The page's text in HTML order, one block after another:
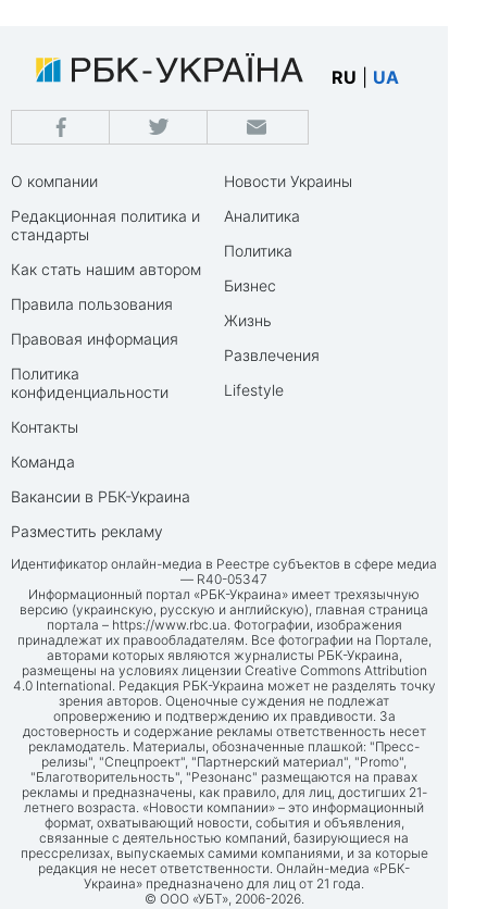
RU UA
О компании
Редакционная политика и
стандарты
Как стать нашим автором
Правила пользования
Правовая информация
Политика
конфиденциальности
Контакты
Команда
Вакансии в РБК-Украина
Разместить рекламу
Новости Украины
Аналитика
Политика
Бизнес
Жизнь
Развлечения
Lifestyle
Идентификатор онлайн-медиа в Реестре субъектов в сфере медиа
— R40-05347
Информационный портал «РБК-Украина» имеет трехязычную
версию (украинскую, русскую и английскую), главная страница
портала – https://www.rbc.ua. Фотографии, изображения
принадлежат их правообладателям. Все фотографии на Портале,
авторами которых являются журналисты РБК-Украина,
размещены на условиях лицензии Creative Commons Attribution
4.0 International. Редакция РБК-Украина может не разделять точку
зрения авторов. Оценочные суждения не подлежат
опровержению и подтверждению их правдивости. За
достоверность и содержание рекламы ответственность несет
рекламодатель. Материалы, обозначенные плашкой: "Пресс-
релизы", "Спецпроект", "Партнерский материал", "Promo",
"Благотворительность", "Резонанс" размещаются на правах
рекламы и предназначены, как правило, для лиц, достигших 21-
летнего возраста. «Новости компании» – это информационный
формат, охватывающий новости, события и объявления,
связанные с деятельностью компаний, базирующиеся на
прессрелизах, выпускаемых самими компаниями, и за которые
редакция не несет ответственности. Онлайн-медиа «РБК-
Украина» предназначено для лиц от 21 года.
© ООО «УБТ», 2006-2026.